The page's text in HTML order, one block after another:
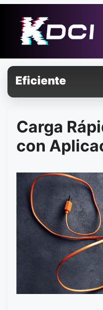
conteúdo
Eficiente
Carga
con